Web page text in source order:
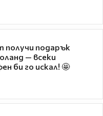
получи подарък
— всеки
би го искал! 🤩